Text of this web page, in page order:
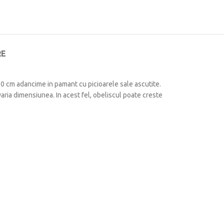
adancime in pamant cu picioarele sale ascutite.
dimensiunea. In acest fel, obeliscul poate creste